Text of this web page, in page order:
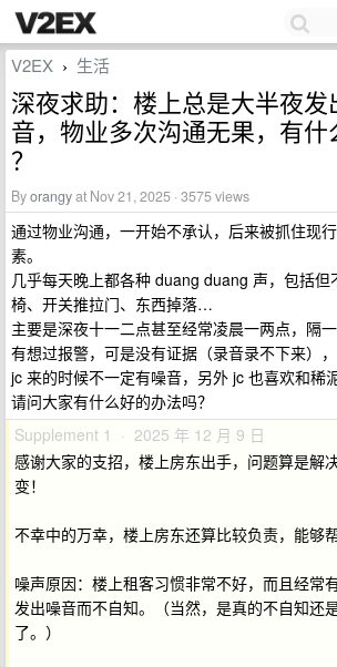
V2EX › 生活
深夜求助：楼上总是大半夜发
音，物业多次沟通无果，有
？
Byorangyat Nov 21, 2025 · 3575 views
通过物业沟通，一开始不承认，后来被抓住现
素。
几乎每天晚上都各种 duang duang 声，包括
椅、开关推拉门、东西掉落…
主要是深夜十一二点甚至经常凌晨一两点，隔
有想过报警，可是没有证据（录音录不下来），
jc 来的时候不一定有噪音，另外 jc 也喜欢和稀
请问大家有什么好的办法吗？
Supplement 1 · 2025 年 12 月 9 日
感谢大家的支招，楼上房东出手，问题算是解
变！
不幸中的万幸，楼上房东还算比较负责，能够
噪声原因：楼上租客习惯非常不好，而且经常
发出噪音而不自知。（当然，是真的不自知还
了。）